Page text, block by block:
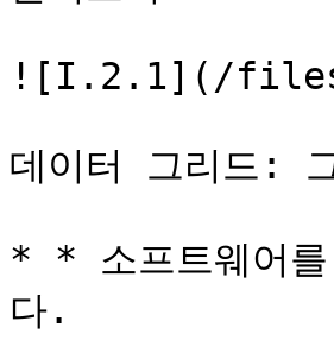
![I.2.1](/files/
데이터 그리드:
* * 소프트웨어
다.